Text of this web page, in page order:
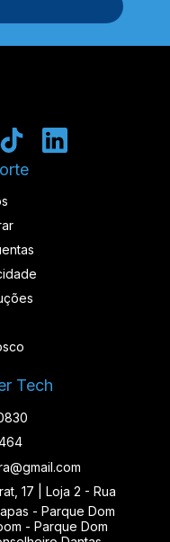
Tech
17 | Loja 2 - Rua
- Parque Dom
- Parque Dom